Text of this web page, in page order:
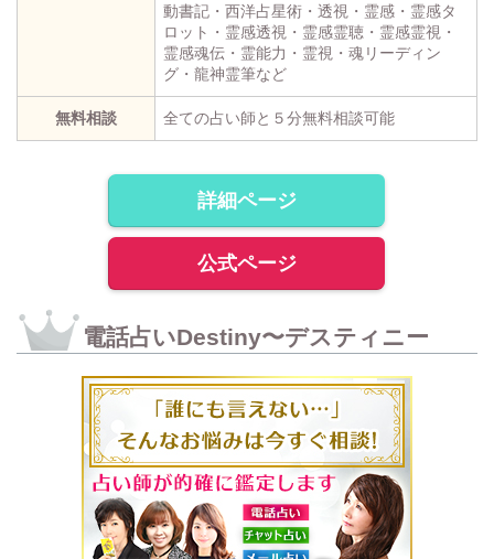
動書記・西洋占星術・透視・霊感・霊感タ
ロット・霊感透視・霊感霊聴・霊感霊視・
霊感魂伝・霊能力・霊視・魂リーディン
グ・龍神霊筆など
無料相談 全ての占い師と５分無料相談可能
詳細ページ
公式ページ
電話占いDestiny〜デスティニー